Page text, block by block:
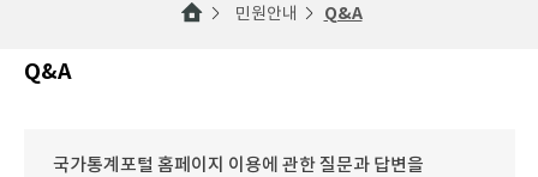
민원안내 Q&A
Q&A
국가통계포털 홈페이지 이용에 관한 질문과 답변을